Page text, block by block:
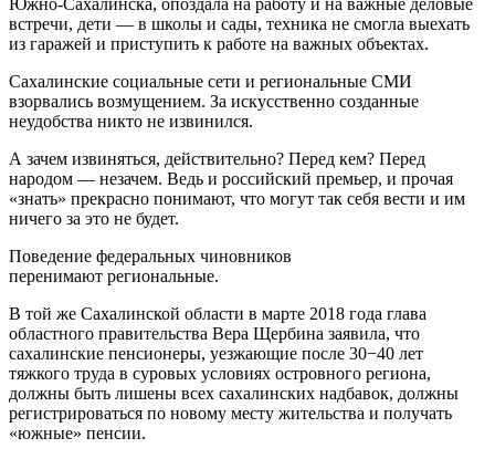
встречи, дети — в школы и сады, техника не смогла выехать
из гаражей и приступить к работе на важных объектах.
Сахалинские социальные сети и региональные СМИ
взорвались возмущением. За искусственно созданные
неудобства никто не извинился.
А зачем извиняться, действительно? Перед кем? Перед
народом — незачем. Ведь и российский премьер, и прочая
«знать» прекрасно понимают, что могут так себя вести и им
ничего за это не будет.
Поведение федеральных чиновников
перенимают региональные.
В той же Сахалинской области в марте 2018 года глава
областного правительства Вера Щербина заявила, что
сахалинские пенсионеры, уезжающие после 30−40 лет
тяжкого труда в суровых условиях островного региона,
должны быть лишены всех сахалинских надбавок, должны
регистрироваться по новому месту жительства и получать
«южные» пенсии.